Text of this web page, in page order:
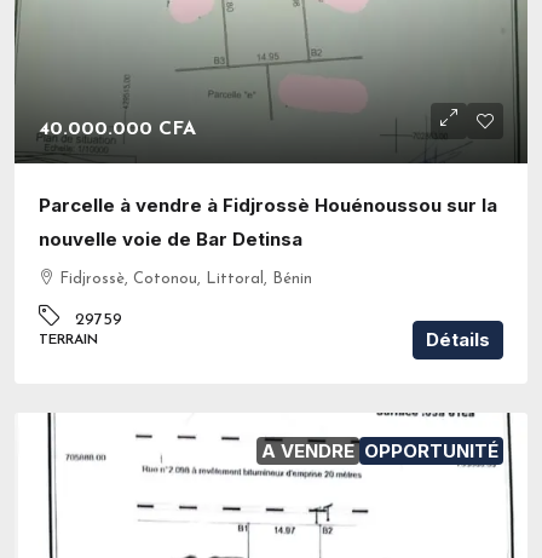
40.000.000 CFA
Parcelle à vendre à Fidjrossè Houénoussou sur la
nouvelle voie de Bar Detinsa
Fidjrossè, Cotonou, Littoral, Bénin
29759
TERRAIN Détails
A VENDRE OPPORTUNITÉ